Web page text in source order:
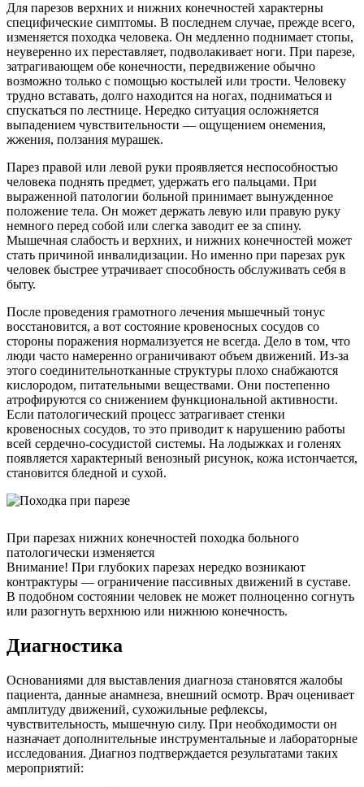
Для парезов верхних и нижних конечностей характерны
специфические симптомы. В последнем случае, прежде всего,
изменяется походка человека. Он медленно поднимает стопы,
неуверенно их переставляет, подволакивает ноги. При парезе,
затрагивающем обе конечности, передвижение обычно
возможно только с помощью костылей или трости. Человеку
трудно вставать, долго находится на ногах, подниматься и
спускаться по лестнице. Нередко ситуация осложняется
выпадением чувствительности — ощущением онемения,
жжения, ползания мурашек.
Парез правой или левой руки проявляется неспособностью
человека поднять предмет, удержать его пальцами. При
выраженной патологии больной принимает вынужденное
положение тела. Он может держать левую или правую руку
немного перед собой или слегка заводит ее за спину.
Мышечная слабость и верхних, и нижних конечностей может
стать причиной инвалидизации. Но именно при парезах рук
человек быстрее утрачивает способность обслуживать себя в
быту.
После проведения грамотного лечения мышечный тонус
восстановится, а вот состояние кровеносных сосудов со
стороны поражения нормализуется не всегда. Дело в том, что
люди часто намеренно ограничивают объем движений. Из-за
этого соединительнотканные структуры плохо снабжаются
кислородом, питательными веществами. Они постепенно
атрофируются со снижением функциональной активности.
Если патологический процесс затрагивает стенки
кровеносных сосудов, то это приводит к нарушению работы
всей сердечно-сосудистой системы. На лодыжках и голенях
появляется характерный венозный рисунок, кожа истончается,
становится бледной и сухой.
При парезах нижних конечностей походка больного
патологически изменяется
Внимание! При глубоких парезах нередко возникают
контрактуры — ограничение пассивных движений в суставе.
В подобном состоянии человек не может полноценно согнуть
или разогнуть верхнюю или нижнюю конечность.
Диагностика
Основаниями для выставления диагноза становятся жалобы
пациента, данные анамнеза, внешний осмотр. Врач оценивает
амплитуду движений, сухожильные рефлексы,
чувствительность, мышечную силу. При необходимости он
назначает дополнительные инструментальные и лабораторные
исследования. Диагноз подтверждается результатами таких
мероприятий: